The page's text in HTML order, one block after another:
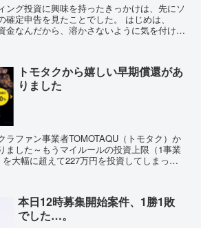
ング投資に興味を持ったきっかけは、先にソ
確定申告を見たことでした。 はじめは、
金なんだから、溶かさないように気を付けて
トモタクから嬉しい早期償還があ
りました
ラファン事業者TOMOTAQU（トモタク）か
ました～もうマイルールの投資上限（1事業
大幅に超えて227万円を投資してしまって
本日12時募集開始案件、1勝1敗
でした…。